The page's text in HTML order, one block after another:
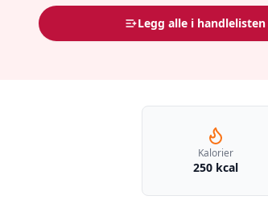
Legg alle i handlelisten
Kalorier
250 kcal